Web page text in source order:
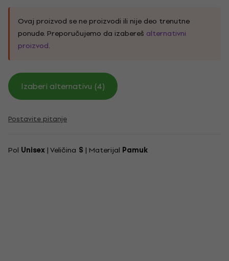
Ovaj proizvod se ne proizvodi ili nije deo trenutne
ponude. Preporučujemo da izabereš alternativni
proizvod.
Izaberi alternativu (4)
Postavite pitanje
Pol Unisex | Veličina S | Materijal Pamuk